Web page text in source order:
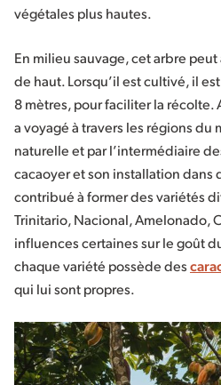
végétales plus hautes.
En milieu sauvage, cet arbre
de haut. Lorsqu’il est cultivé, il
8 mètres, pour faciliter la récolte.
a voyagé à travers les régions du
naturelle et par l’intermédiaire
cacaoyer et son installation dans
contribué à former des variétés
Trinitario, Nacional, Amelonado,
influences certaines sur le goût
chaque variété possède des
qui lui sont propres.